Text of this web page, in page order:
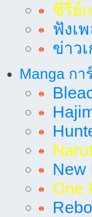
ซีรี่ย์
ฟังเ
ข่าว
Manga กา
New
One